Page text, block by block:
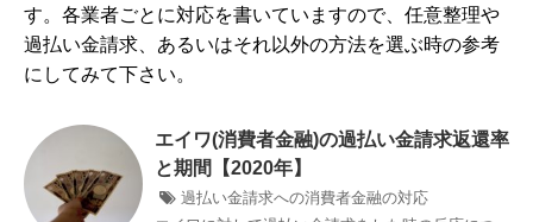
す。各業者ごとに対応を書いていますので、任意整理や
過払い金請求、あるいはそれ以外の方法を選ぶ時の参考
にしてみて下さい。
エイワ(消費者金融)の過払い金請求返還率
と期間【2020年】
過払い金請求への消費者金融の対応